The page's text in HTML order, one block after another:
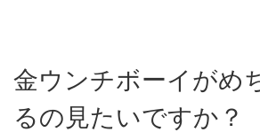
金ウンチボーイがめ
るの見たいですか？